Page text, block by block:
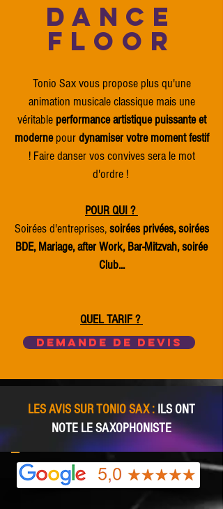
DANCE
FLOOR
Tonio Sax vous propose plus qu'une
animation musicale classique mais une
véritable performance artistiquepuissante et
modernepourdynamiser votre moment festif
! Faire danser vos convives sera le mot
d'ordre !
POUR QUI ?
Soirées d'entreprises,soirées privées, soirées
BDE, Mariage, after Work, Bar-Mitzvah, soirée
Club...
QUEL TARIF ?
Demande de devis
LES AVIS SUR TONIO SAX : ILS ONT
NOTE LE SAXOPHONISTE